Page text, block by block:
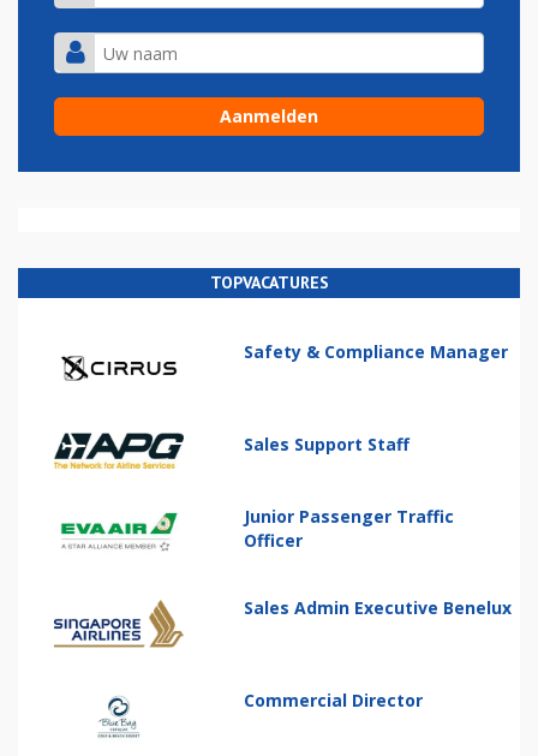
TOPVACATURES
Safety & Compliance Manager
Sales Support Staff
Junior Passenger Traffic
Officer
Sales Admin Executive Benelux
Commercial Director